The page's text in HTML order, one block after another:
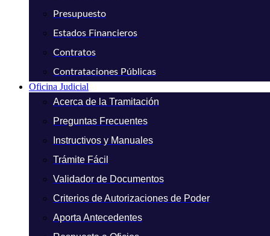
Presupuesto
Estados Financieros
Contratos
Contrataciones Públicas
Oficina Judicial
Acerca de la Tramitación
Preguntas Frecuentes
Instructivos y Manuales
Trámite Fácil
Validador de Documentos
Criterios de Autorizaciones de Poder
Aporta Antecedentes